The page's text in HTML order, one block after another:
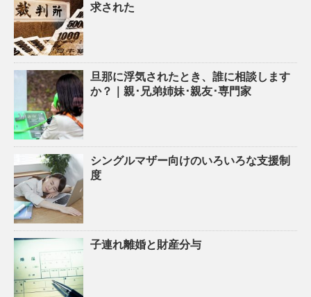
求された
旦那に浮気されたとき、誰に相談します
か？｜親･兄弟姉妹･親友･専門家
シングルマザー向けのいろいろな支援制
度
子連れ離婚と財産分与